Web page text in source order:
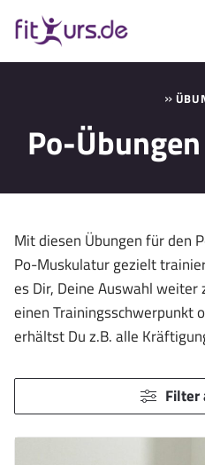
Inhalt
springen
»
Po-
Mit diesen Übungen für den
Po-Muskulatur gezielt
es Dir, Deine Auswahl weiter
einen Trainingsschwerpunkt
erhältst Du z.B. alle
Filter